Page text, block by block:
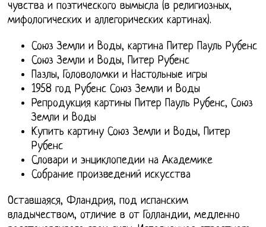
чувства и поэтического вымысла (в религиозных,
мифологических и аллегорических картинах).
Союз Земли и Воды, картина Питер Пауль Рубенс
Союз Земли и Воды, Питер Рубенс
Пазлы, Головоломки и Настольные игры
1958 год Рубенс Союз Земли и Воды
Репродукция картины Питер Пауль Рубенс, Союз
Земли и Воды
Купить картину Союз Земли и Воды, Питер
Рубенс
Словари и энциклопедии на Академике
Собрание произведений искусства
Оставшаяся, Фландрия, под испанским
владычеством, отличие в от Голландии, медленно